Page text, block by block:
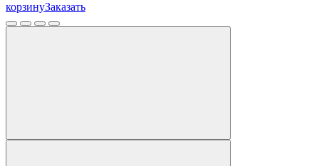
корзинуЗаказать